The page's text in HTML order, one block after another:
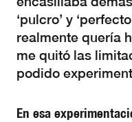
‘pulcro’ y
realmente quería
me quitó las
podido
En esa